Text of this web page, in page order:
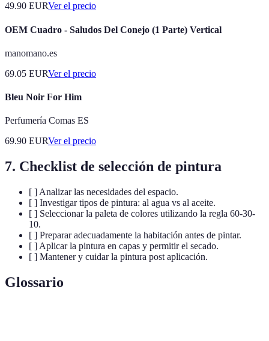
49.90 EURVer el precio
OEM Cuadro - Saludos Del Conejo (1 Parte) Vertical
manomano.es
69.05 EURVer el precio
Bleu Noir For Him
Perfumería Comas ES
69.90 EURVer el precio
7. Checklist de selección de pintura
[ ] Analizar las necesidades del espacio.
[ ] Investigar tipos de pintura: al agua vs al aceite.
[ ] Seleccionar la paleta de colores utilizando la regla 60-30-
10.
[ ] Preparar adecuadamente la habitación antes de pintar.
[ ] Aplicar la pintura en capas y permitir el secado.
[ ] Mantener y cuidar la pintura post aplicación.
Glossario